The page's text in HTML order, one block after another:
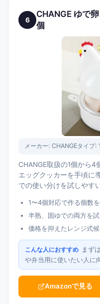
6
CHANGE ゆで
個
メーカー: CHANGEタイプ:
CHANGE取扱の1個から4
エッグクッカーを手頃に
での使い分けを試しやす
1〜4個対応で作る個数
半熟、固ゆでの両方を
価格を抑えたレンジ式
こんな人におすすめ まず
や弁当用に使いたい人に
Amazonで見る